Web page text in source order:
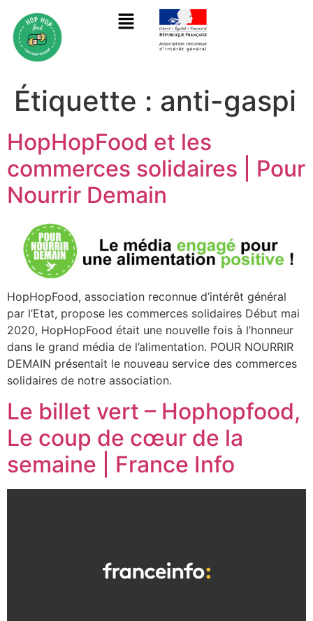
Étiquette : anti-gaspi
HopHopFood et les
commerces solidaires | Pour
Nourrir Demain
HopHopFood, association reconnue d’intérêt général
par l’Etat, propose les commerces solidaires Début mai
2020, HopHopFood était une nouvelle fois à l’honneur
dans le grand média de l’alimentation. POUR NOURRIR
DEMAIN présentait le nouveau service des commerces
solidaires de notre association.
Le billet vert – Hophopfood,
Le coup de cœur de la
semaine | France Info